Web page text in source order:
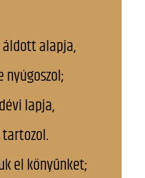
áldott alapja,
nyúgoszol;
lapja,
tartozol.
el könyűnket;